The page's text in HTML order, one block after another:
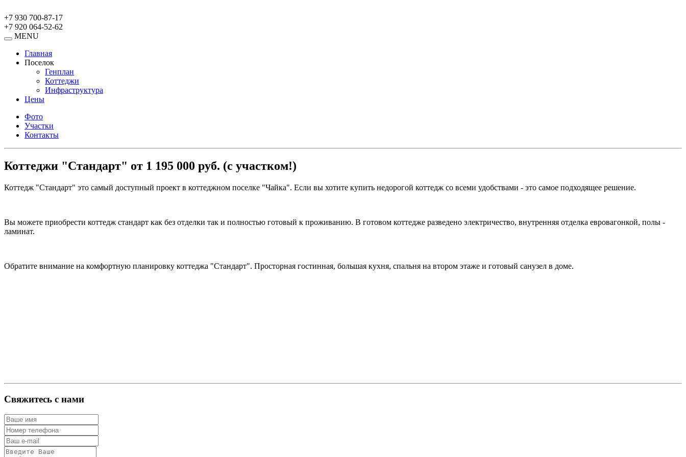
+7 930 700-87-17
+7 920 064-52-62
MENU
Главная
Поселок
Генплан
Коттеджи
Инфраструктура
Цены
Фото
Участки
Контакты
Коттеджи "Стандарт" от 1 195 000 руб. (с участком!)
Коттедж "Стандарт" это самый доступный проект в коттеджном поселке "Чайка". Если вы хотите купить недорогой коттедж со всеми удобствами - это самое подходящее решение.
Вы можете приобрести коттедж стандарт как без отделки так и полностью готовый к проживанию. В готовом коттедже разведено электричество, внутренняя отделка евровагонкой, полы -
ламинат.
Обратите внимание на комфортную планировку коттеджа "Стандарт". Просторная гостинная, большая кухня, спальня на втором этаже и готовый санузел в доме.
Свяжитесь с нами